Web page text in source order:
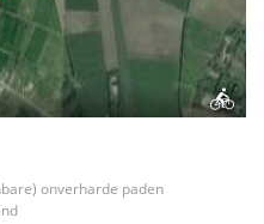
onverharde paden